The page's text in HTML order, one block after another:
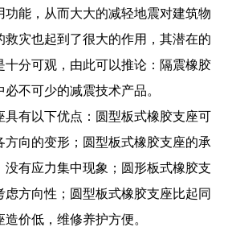
功能，从而大大的减轻地震对建筑物
救灾也起到了很大的作用，其潜在的
十分可观，由此可以推论：隔震橡胶
不可少的减震技术产品。
具有以下优点：圆型板式橡胶支座可
方向的变形；圆型板式橡胶支座的承
没有应力集中现象；圆形板式橡胶支
虑方向性；圆型板式橡胶支座比起同
价低，维修养护方便。